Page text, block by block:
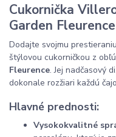
Cukornička
Garden
Dodajte svojmu
štýlovou cukorničkou z
Fleurence. Jej nadčasový
dokonale rozžiari každú
Hlavné prednosti:
Vysokokvalitné